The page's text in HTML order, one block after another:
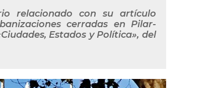
relacionado con su artículo
cerradas en Pilar-
Estados y Política», del